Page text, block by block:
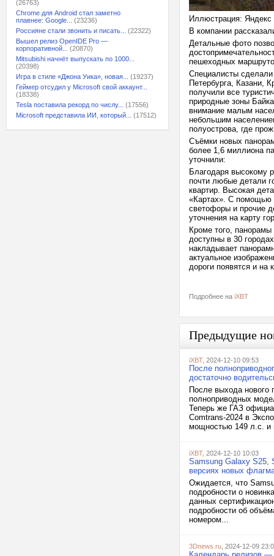
(26763)
Chrome для Android стал заметно
плавнее: Google...
(23236)
Россияне стали звонить и писать...
(22322)
Вышел релиз OpenIDE Pro —
корпоративной...
(20870)
Mitsubishi начнёт выпускать по 1000...
(20398)
Игра в стиле «Джона Уика», новая...
(19237)
Геймер отсудил у Microsoft свой аккаунт...
(18338)
Tesla поставила рекорд по числу...
(17556)
Microsoft представила ИИ, который...
(17512)
Иллюстрация: Яндекс
В компании
Детальные фото
пешеходных
Специалисты
Петербурга, Казани,
получили все
природные зоны
внимание малым
небольшим
полуострова, где
Съёмки новых
более 1,6 миллиона
уточнили:
Благодаря высокому
почти любые детали
квартир. Высокая
«Картах». С помощью
светофоры и прочие
уточнения на карту
Кроме того,
доступны в 30
накладывает
актуальное
дороги появятся и на
Подробнее на iXBT
Предыдущие
iXBT, 2024-12-10 09:53
После
достаточно
После выхода нового
полноприводных
Теперь же ГАЗ
Comtrans-2024 в
мощностью 149 л.с. и
iXBT, 2024-12-10 10:03
Samsung Galaxy S25,
версиях новых
Ожидается, что
подробности о
данных
подробности об
номером...
3Dnews.ru , 2024-12-09